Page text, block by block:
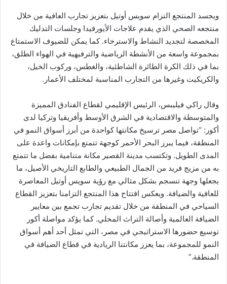
ويجسد المنتجع التزام سويس أوتيل بتعزيز تجارب العافية من خلال
منتجعه الصحي الذي يقدم علاجات الأيورفيدا وجلسات التدليك
المخصصة لتجديد النشاط والاسترخاء. كما يمكن للضيوف الاستمتاع
بمجموعة واسعة من الأنشطة الرياضية والترفيهية في الهواء الطلق،
بما في ذلك الكرة الطائرة الشاطئية، والغطس، وركوب الخيل،
والكريكيت وغيرها من التجارب المناسبة لمختلف الأعمار.
وقال راكي فيليبس، الرئيس الإقليمي لقطاع الفنادق المميزة
والمتوسطة والاقتصادية في الشرق الأوسط وأفريقيا وتركيا لدى
أكور: “تواصل مصر ترسيخ مكانتها كواحدة من أبرز أسواق النمو في
المنطقة، فيما يبرز البحر الأحمر كوجهة تتمتع بإمكانات واعدة على
المدى الطويل. وتكتسب مدينة القصير مكانة متنامية بفضل ما تتمتع
به من مزيج فريد من الجمال الطبيعي والطابع التاريخي الأصيل، ما
يجعلها وجهة تنسجم بشكل مثالي مع رؤية سويس أوتيل المعاصرة
للعافية والضيافة. ويعكس افتتاح هذا المنتجع التزامنا بتعزيز القطاع
السياحي في المنطقة من خلال تقديم تجارب تجمع بين معايير
الضيافة العالمية وأصالة التراث المحلي. كما يؤكد مواصلة أكور
توسيع حضورها الاستراتيجي في مصر، التي تمثل أحد أهم أسواق
النمو للمجموعة، بما يعزز مكانتنا الريادية في قطاع الضيافة في
المنطقة.”